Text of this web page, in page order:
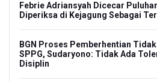
Febrie Adriansyah Dicecar
Diperiksa di Kejagung Sebagai
BGN Proses Pemberhentian
SPPG, Sudaryono: Tidak Ada
Disiplin